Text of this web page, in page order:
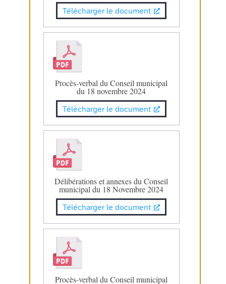
Télécharger le document
Procès-verbal du Conseil municipal
du 18 novembre 2024
Télécharger le document
Délibérations et annexes du Conseil
municipal du 18 Novembre 2024
Télécharger le document
Procès-verbal du Conseil municipal